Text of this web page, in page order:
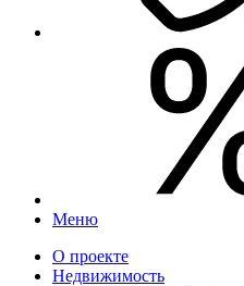
Меню
О проекте
Недвижимость